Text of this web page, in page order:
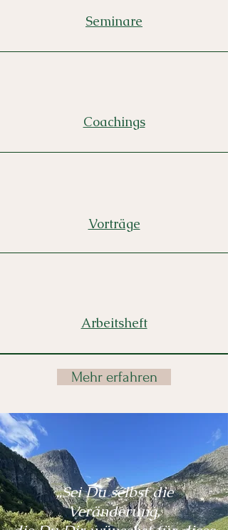
Seminare
Coachings
Vorträge
Arbeitsheft
Mehr erfahren
„Sei Du selbst die
Veränderung,